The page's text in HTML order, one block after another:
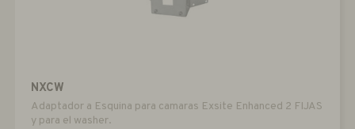
NXCW
Adaptador a Esquina para camaras Exsite Enhanced 2 FIJAS
y para el washer.